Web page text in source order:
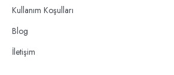
Kullanım Koşulları
Blog
İletişim